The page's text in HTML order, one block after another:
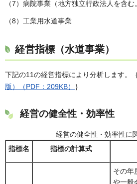
（7）病院事業（地方独立行政法人を含む
（8）工業用水道事業
経営指標（水道事業）
下記の11の経営指標により分析します。｛
版）（PDF：209KB）
｝
経営の健全性・効率性
経営の健全性・効率性に
指標名
指標の計算式
その年
や一般